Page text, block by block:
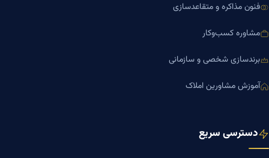
فنون مذاکره و متقاعدسازی
مشاوره کسب‌وکار
برندسازی شخصی و سازمانی
آموزش مشاورین املاک
دسترسی سریع